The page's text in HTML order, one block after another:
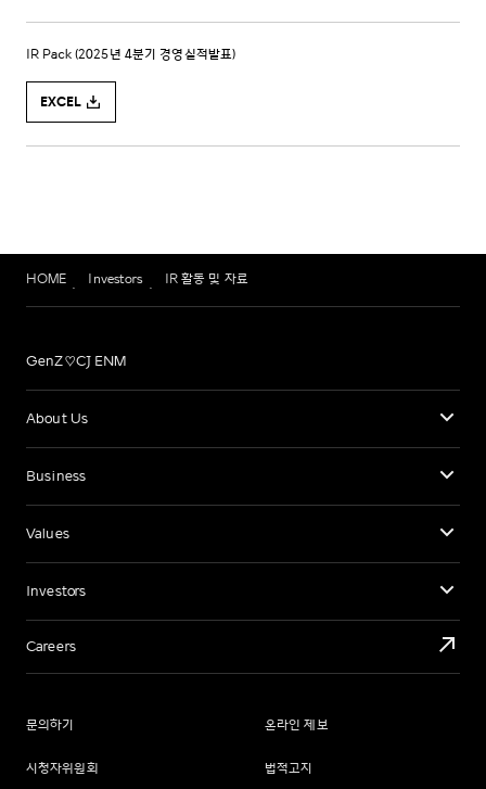
HOME Investors IR 활동 및 자료
GenZ♡CJ ENM
About Us
Business
Values
Investors
Careers
문의하기 온라인 제보
시청자위원회 법적고지